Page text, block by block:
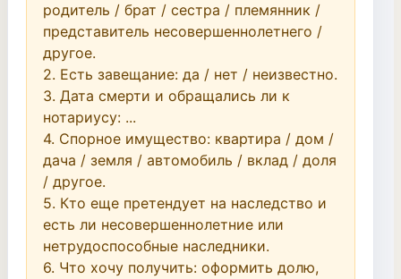
родитель / брат / сестра / племянник /
представитель несовершеннолетнего /
другое.
2. Есть завещание: да / нет / неизвестно.
3. Дата смерти и обращались ли к
нотариусу: ...
4. Спорное имущество: квартира / дом /
дача / земля / автомобиль / вклад / доля
/ другое.
5. Кто еще претендует на наследство и
есть ли несовершеннолетние или
нетрудоспособные наследники.
6. Что хочу получить: оформить долю,